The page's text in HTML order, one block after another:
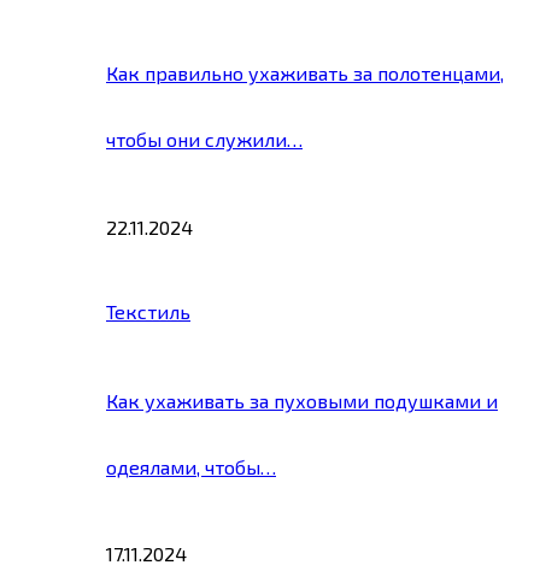
Как правильно ухаживать за полотенцами,
чтобы они служили…
22.11.2024
Текстиль
Как ухаживать за пуховыми подушками и
одеялами, чтобы…
17.11.2024